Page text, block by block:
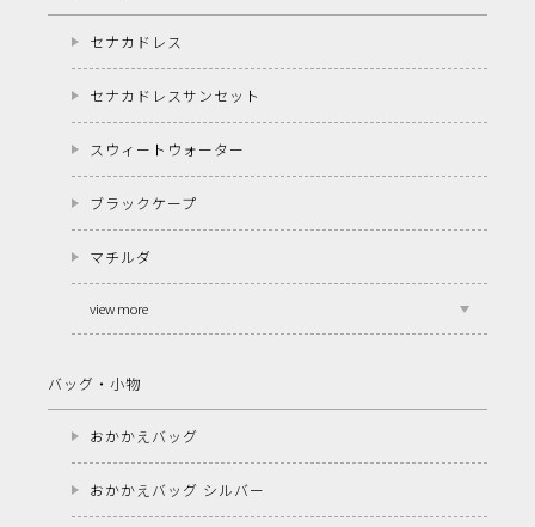
セナカドレス
セナカドレスサンセット
スウィートウォーター
ブラックケープ
マチルダ
view more
バッグ・小物
おかかえバッグ
おかかえバッグ シルバー